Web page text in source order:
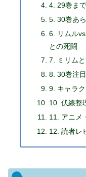
4. 29巻ま
5. 30巻あ
6. リムル
との死闘
7. ミリム
8. 30巻注
9. キャラ
10. 伏線整
11. アニメ
12. 読者レ